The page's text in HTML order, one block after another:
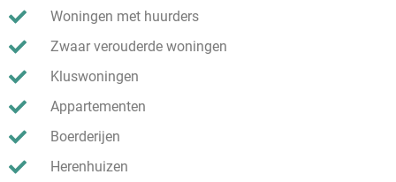
Woningen met huurders
Zwaar verouderde woningen
Kluswoningen
Appartementen
Boerderijen
Herenhuizen